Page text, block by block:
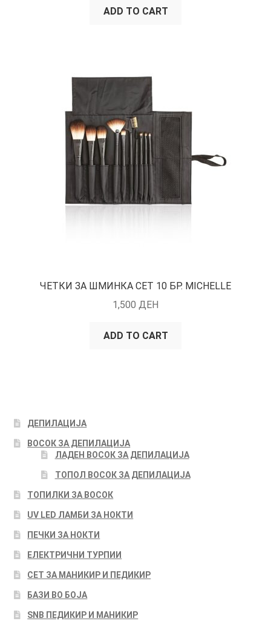
ADD TO CART
ЧЕТКИ ЗА ШМИНКА СЕТ 10 БР. MICHELLE
1,500 ДЕН
ADD TO CART
ДЕПИЛАЦИЈА
ВОСОК ЗА ДЕПИЛАЦИЈА
ЛАДЕН ВОСОК ЗА ДЕПИЛАЦИЈА
ТОПОЛ ВОСОК ЗА ДЕПИЛАЦИЈА
ТОПИЛКИ ЗА ВОСОК
UV LED ЛАМБИ ЗА НОКТИ
ПЕЧКИ ЗА НОКТИ
ЕЛЕКТРИЧНИ ТУРПИИ
СЕТ ЗА МАНИКИР И ПЕДИКИР
БАЗИ ВО БОЈА
SNB ПЕДИКИР И МАНИКИР